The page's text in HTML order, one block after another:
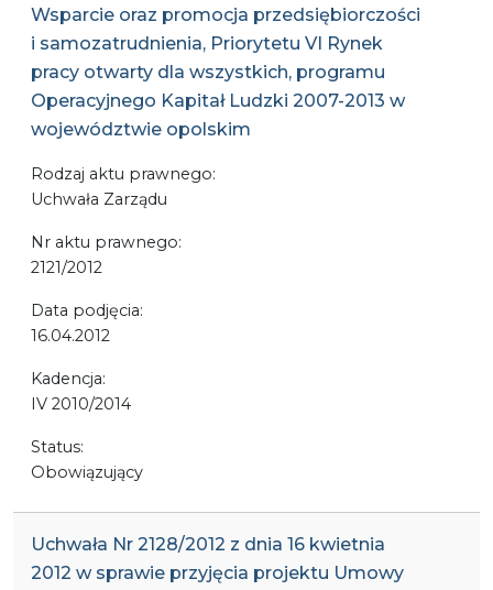
Wsparcie oraz promocja przedsiębiorczości
i samozatrudnienia, Priorytetu VI Rynek
pracy otwarty dla wszystkich, programu
Operacyjnego Kapitał Ludzki 2007-2013 w
województwie opolskim
Rodzaj aktu prawnego:
Uchwała Zarządu
Nr aktu prawnego:
2121/2012
Data podjęcia:
16.04.2012
Kadencja:
IV 2010/2014
Status:
Obowiązujący
Uchwała Nr 2128/2012 z dnia 16 kwietnia
2012 w sprawie przyjęcia projektu Umowy